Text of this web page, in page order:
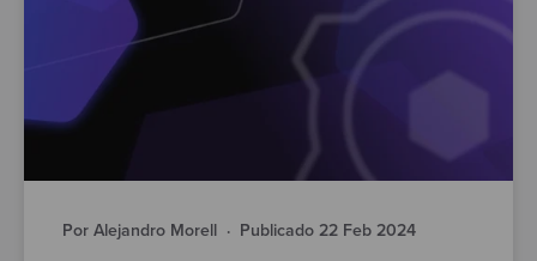
Por Alejandro Morell · Publicado 22 Feb 2024